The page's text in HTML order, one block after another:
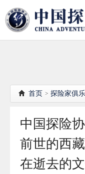
产业研究
行者证书申报
分支机构
会员
首页 > 探险家俱
中国探险
前世的西
在逝去的